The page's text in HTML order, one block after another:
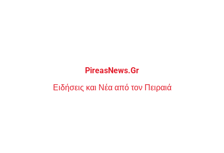
PireasNews.Gr
Ειδήσεις και Νέα από τον Πειραιά